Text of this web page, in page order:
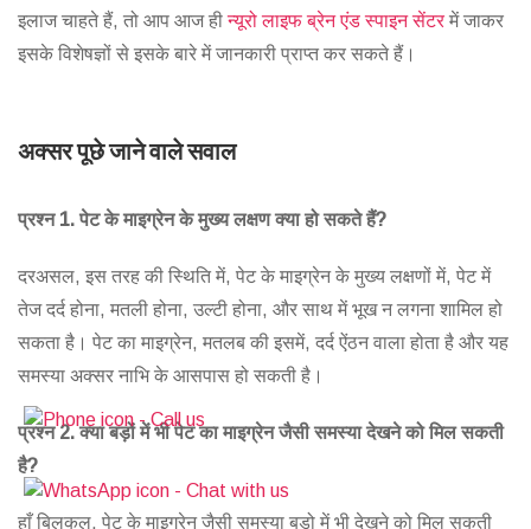
इलाज चाहते हैं, तो आप आज हीन्यूरो लाइफ ब्रेन एंड स्पाइन सेंटर में जाकर
इसके विशेषज्ञों से इसके बारे में जानकारी प्राप्त कर सकते हैं।
अक्सर पूछे जाने वाले सवाल
प्रश्न 1. पेट के माइग्रेन के मुख्य लक्षण क्या हो सकते हैं?
दरअसल, इस तरह की स्थिति में, पेट के माइग्रेन के मुख्य लक्षणों में, पेट में
तेज दर्द होना, मतली होना, उल्टी होना, और साथ में भूख न लगना शामिल हो
सकता है। पेट का माइग्रेन, मतलब की इसमें, दर्द ऐंठन वाला होता है और यह
समस्या अक्सर नाभि के आसपास हो सकती है।
प्रश्न 2. क्या बड़ों में भी पेट का माइग्रेन जैसी समस्या देखने को मिल सकती
है?
हाँ बिलकुल, पेट के माइग्रेन जैसी समस्या बड़ो में भी देखने को मिल सकती